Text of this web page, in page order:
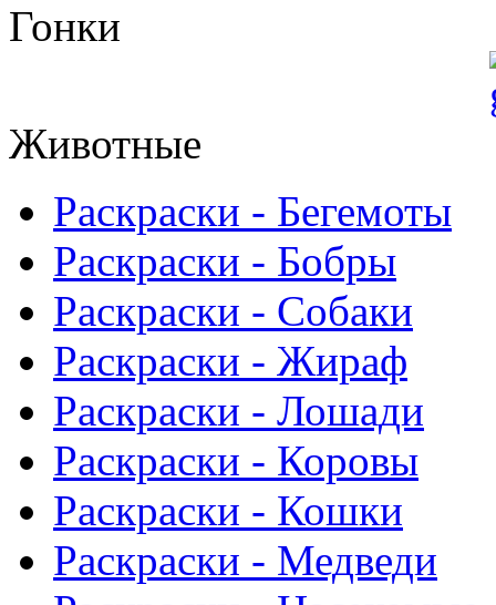
Гонки
Животные
Раскраски - Бегемоты
Раскраски - Бобры
Раскраски - Собаки
Раскраски - Жираф
Раскраски - Лошади
Раскраски - Коровы
Раскраски - Кошки
Раскраски - Медведи